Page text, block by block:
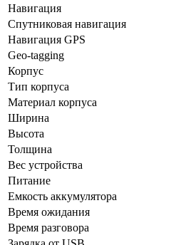
Навигация
Спутниковая навигация
Навигация GPS
Geo-tagging
Корпус
Тип корпуса
Материал корпуса
Ширина
Высота
Толщина
Вес устройства
Питание
Емкость аккумулятора
Время ожидания
Время разговора